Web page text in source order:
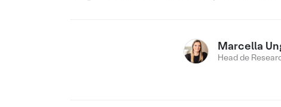
Marcella
Head de